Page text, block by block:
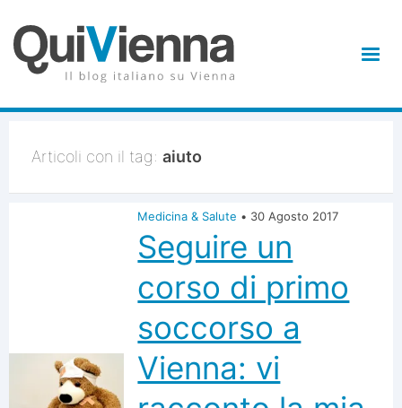
Articoli con il tag: aiuto
Medicina & Salute • 30 Agosto 2017
Seguire un
corso di primo
soccorso a
Vienna: vi